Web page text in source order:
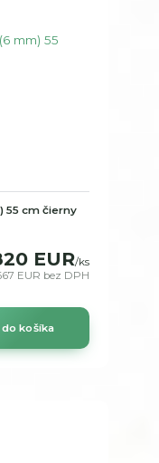
55 cm čierny
EUR/ks
EUR bez DPH
košíka